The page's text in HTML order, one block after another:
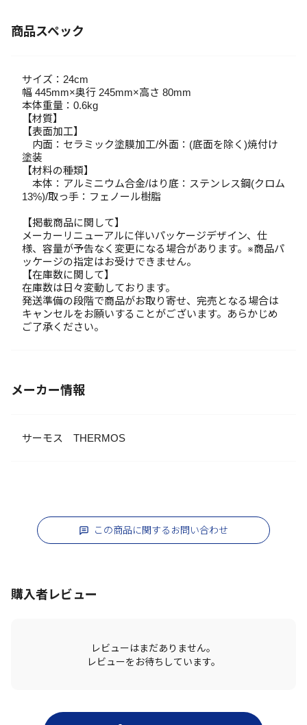
商品スペック
サイズ：24cm
幅 445mm×奥行 245mm×高さ 80mm
本体重量：0.6kg
【材質】
【表面加工】
内面：セラミック塗膜加工/外面：(底面を除く)焼付け
塗装
【材料の種類】
本体：アルミニウム合金/はり底：ステンレス鋼(クロム
13%)/取っ手：フェノール樹脂
【掲載商品に関して】
メーカーリニューアルに伴いパッケージデザイン、仕
様、容量が予告なく変更になる場合があります。※商品パ
ッケージの指定はお受けできません。
【在庫数に関して】
在庫数は日々変動しております。
発送準備の段階で商品がお取り寄せ、完売となる場合は
キャンセルをお願いすることがございます。あらかじめ
ご了承ください。
メーカー情報
サーモス THERMOS
この商品に関するお問い合わせ
購入者レビュー
レビューはまだありません。
レビューをお待ちしています。